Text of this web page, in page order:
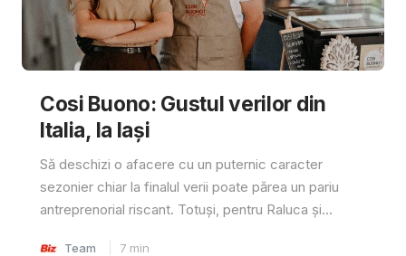
Cosi Buono: Gustul verilor din
Italia, la Iași
Să deschizi o afacere cu un puternic caracter
sezonier chiar la finalul verii poate părea un pariu
antreprenorial riscant. Totuși, pentru Raluca și...
Team 7 min